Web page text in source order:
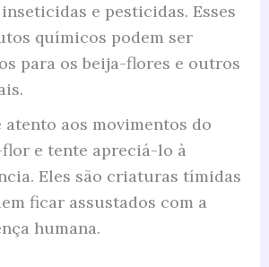
e pesticidas. Esses
químicos podem ser
para os beija-flores e outros
atento aos movimentos do
e tente apreciá-lo à
Eles são criaturas tímidas
ficar assustados com a
humana.